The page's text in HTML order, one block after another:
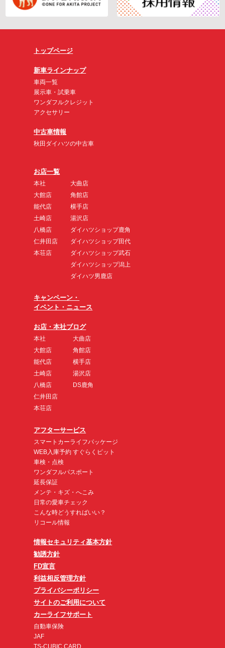
トップページ
新車ラインナップ
車両一覧
展示車・試乗車
ワンダフルクレジット
アクセサリー
中古車情報
秋田ダイハツの中古車
お店一覧
本社
大館店
能代店
土崎店
八橋店
仁井田店
本荘店
大曲店
角館店
横手店
湯沢店
ダイハツショップ鹿角
ダイハツショップ田代
ダイハツショップ武石
ダイハツショップ潟上
ダイハツ男鹿店
キャンペーン・
イベント・ニュース
お店・本社ブログ
本社
大館店
能代店
土崎店
八橋店
仁井田店
本荘店
大曲店
角館店
横手店
湯沢店
DS鹿角
アフターサービス
スマートカーライフパッケージ
WEB入庫予約 すぐらくピット
車検・点検
ワンダフルパスポート
延長保証
メンテ・キズ・へこみ
日常の愛車チェック
こんな時どうすればいい？
リコール情報
情報セキュリティ基本方針
勧誘方針
FD宣言
利益相反管理方針
プライバシーポリシー
サイトのご利用について
カーライフサポート
自動車保険
JAF